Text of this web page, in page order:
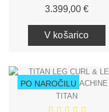
3.399,00 €Cena
V košarico
PO NAROČILU
TITAN